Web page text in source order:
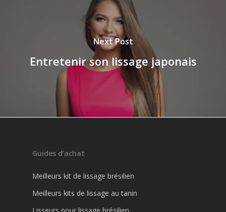
Next Post
Entretenir son lissage japonais
Guides d’achat
Meilleurs kit de lissage brésilien
Meilleurs kits de lissage au tanin